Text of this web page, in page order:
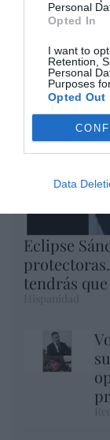
Personal
Opted In
I want to
Retention,
Personal
Purposes
Opted Out
Data
Argumentos
Eclipse
tendrás